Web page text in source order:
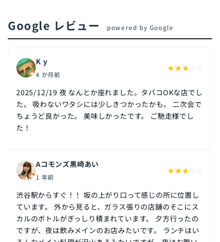
Google レビュー powered by Google
K y
4 か月前
★★★
2025/12/19 夜 なんとか座れました。タバコOKな店でし
た。 吸わないワタシには少しきつかったかも。 二次会で
ちょうど良かった。 美味しかったです。 ご馳走様でし
た！
Aコモンズ黒崎あい
1 年前
★★★
渋谷駅からすぐ！！ 坂の上がり口って感じの所に位置し
ています。 外から見ると、ガラス張りの店舗のそこにス
カルのボトルがぎっしり積まれています。 夕方行ったの
ですが、夜は飲みメインのお店みたいです。 ランチはい